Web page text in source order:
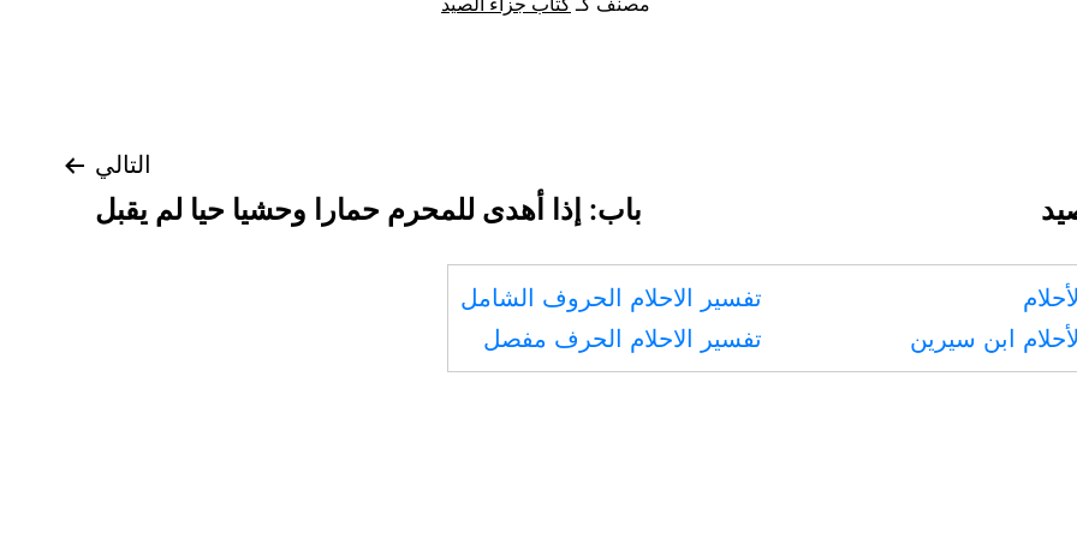
مصنف كـ كتاب جزاء الصيد
التالي
باب: إذا أهدى للمحرم حمارا وحشيا حيا لم يقبل
ابن سيرين
تفسير الاحلام الحروف الشامل
تفسير الاحلام الحرف مفصل